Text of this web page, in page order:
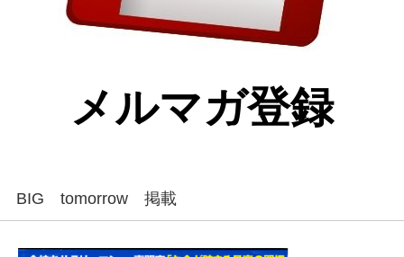
メルマガ登録
BIG tomorrow 掲載